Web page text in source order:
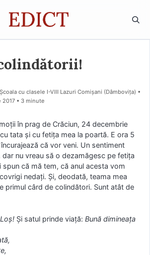
cu clasele I-VIII Lazuri Comișani (Dâmboviţa) •
2017 • 3 minute
în prag de Crăciun, 24 decembrie
tata și cu fetița mea la poartă. E ora 5
că vor veni. Un sentiment
nu vreau să o dezamăgesc pe fetița
spun că mă tem, că anul acesta vom
nedați. Și, deodată, teama mea
primul cârd de colindători. Sunt atât de
Și satul prinde viață: Bună dimineața